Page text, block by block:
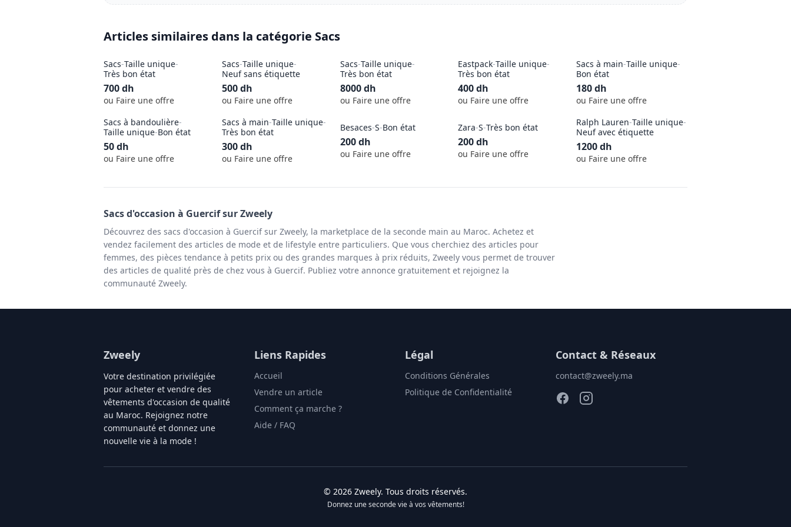
Articles similaires dans la catégorie Sacs
Sacs-Taille unique-
Très bon état
700dh
ou Faire une offre
Sacs-Taille unique-
Neuf sans étiquette
500dh
ou Faire une offre
Sacs-Taille unique-
Très bon état
8000dh
ou Faire une offre
Eastpack-Taille unique-
Très bon état
400dh
ou Faire une offre
Sacs à main-Taille unique-
Bon état
180dh
ou Faire une offre
Sacs à bandoulière-
Taille unique-Bon état
50dh
ou Faire une offre
Sacs à main-Taille unique-
Très bon état
300dh
ou Faire une offre
Besaces-S-Bon état
200dh
ou Faire une offre
Zara-S-Très bon état
200dh
ou Faire une offre
Ralph Lauren-Taille unique-
Neuf avec étiquette
1200dh
ou Faire une offre
Sacsd'occasion à Guercifsur Zweely
Découvrez des sacs d'occasion à Guercif sur Zweely, la marketplace de la seconde main au Maroc. Achetez et
vendez facilement des articles de mode et de lifestyle entre particuliers. Que vous cherchiez des articles pour
femmes, des pièces tendance à petits prix ou des grandes marques à prix réduits, Zweely vous permet de trouver
des articles de qualité près de chez vous à Guercif. Publiez votre annonce gratuitement et rejoignez la
communauté Zweely.
Zweely
Votre destination privilégiée
pour acheter et vendre des
vêtements d'occasion de qualité
au Maroc. Rejoignez notre
communauté et donnez une
nouvelle vie à la mode !
Liens Rapides
Accueil
Vendre un article
Comment ça marche ?
Aide / FAQ
Légal
Conditions Générales
Politique de Confidentialité
Contact & Réseaux
contact@zweely.ma
© 2026 Zweely. Tous droits réservés.
Donnez une seconde vie à vos vêtements!